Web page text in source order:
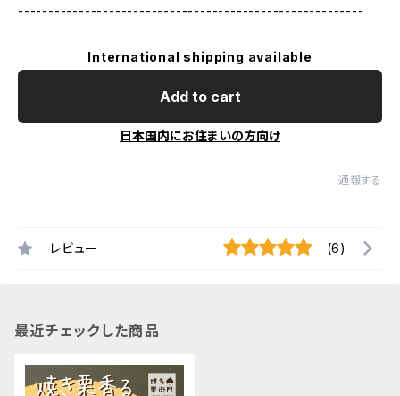
---------------------------------------------------------
International shipping available
Add to cart
日本国内にお住まいの方向け
通報する
レビュー (6)
最近チェックした商品